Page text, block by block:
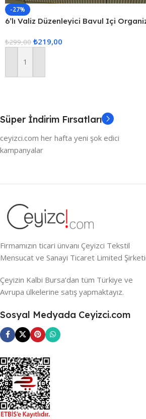
-27%
6’lı Valiz Düzenleyici Bavul Içi
₺299,00 ₺219,00
Sepete Ekle
Süper İndirim Fırsatları
ceyizci.com her hafta yeni şok edici
kampanyalar
Firmamızın ticari ünvanı Çeyizci Tekstil
Mensucat ve Sanayi Ticaret Limited
Çeyizin Kalbi Bursa’dan tüm Türkiye ve
Avrupa ülkelerine satış yapmaktayız.
Sosyal Medyada Ceyizci.com